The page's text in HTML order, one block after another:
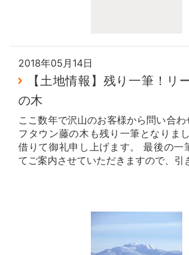
2018年05月14日
【土地情報】残り一筆！リ
の木
ここ数年で沢山のお客様から問い合
フタウン藤の木も残り一筆となりま
借りて御礼申し上げます。 最後の一
てご案内させていただきますので、引